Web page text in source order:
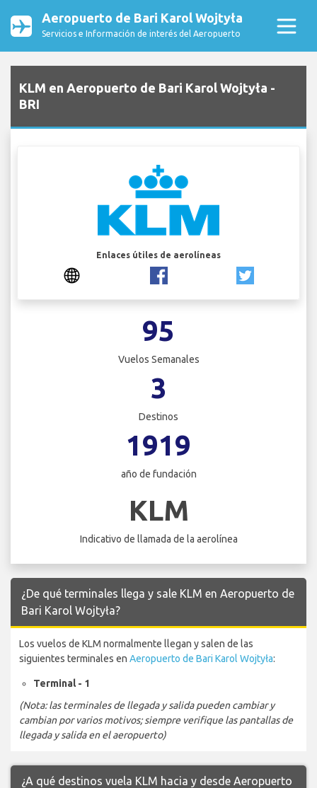
Aeropuerto de Bari Karol Wojtyła
Servicios e Información de interés del Aeropuerto
KLM en Aeropuerto de Bari Karol Wojtyła -
BRI
Enlaces útiles de aerolíneas
95
Vuelos Semanales
3
Destinos
1919
año de fundación
KLM
Indicativo de llamada de la aerolínea
¿De qué terminales llega y sale KLM en Aeropuerto de
Bari Karol Wojtyła?
Los vuelos de KLM normalmente llegan y salen de las
siguientes terminales en Aeropuerto de Bari Karol Wojtyła:
Terminal - 1
(Nota: las terminales de llegada y salida pueden cambiar y
cambian por varios motivos; siempre verifique las pantallas de
llegada y salida en el aeropuerto)
¿A qué destinos vuela KLM hacia y desde Aeropuerto